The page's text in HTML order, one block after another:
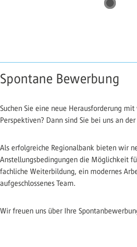
Spontane Bewerbung
Suchen Sie eine neue Herausforderung
Perspektiven? Dann sind Sie bei uns an
Als erfolgreiche Regionalbank bieten wir
Anstellungsbedingungen die Möglichkeit
fachliche Weiterbildung, ein modernes
aufgeschlossenes Team.
Wir freuen uns über Ihre